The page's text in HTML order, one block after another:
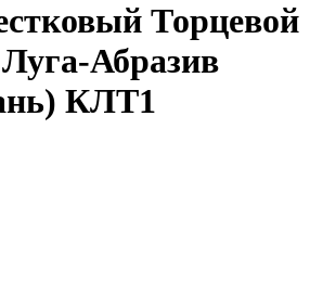
Торцевой
Абразив
КЛТ1